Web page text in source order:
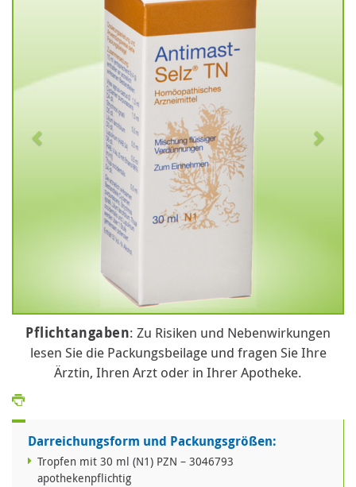
Pflichtangaben: Zu Risiken und Nebenwirkungen
lesen Sie die Packungsbeilage und fragen Sie Ihre
Ärztin, Ihren Arzt oder in Ihrer Apotheke.
Darreichungsform und Packungsgrößen:
Tropfen mit 30 ml (N1) PZN – 3046793
apothekenpflichtig